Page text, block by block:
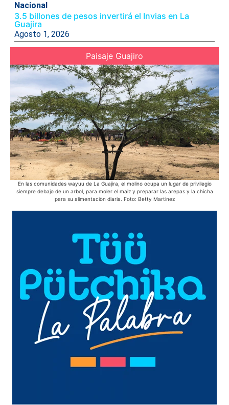
Nacional
3.5 billones de pesos invertirá el Invias en La
Guajira
Agosto 1, 2026
Paisaje Guajiro
En las comunidades wayuu de La Guajira, el molino ocupa un lugar de privilegio
siempre debajo de un arbol, para moler el maiz y preparar las arepas y la chicha
para su alimentaciòn diaria. Foto: Betty Martinez